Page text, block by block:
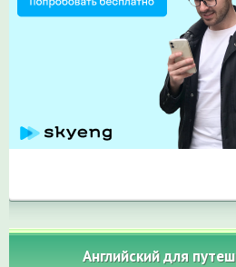
Английский для